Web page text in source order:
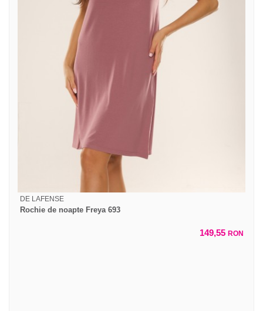
DE LAFENSE
Rochie de noapte Freya 693
149,55 RON